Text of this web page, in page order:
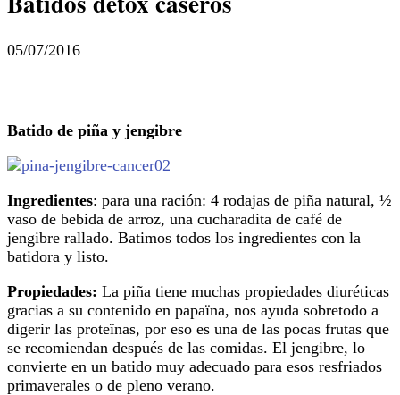
05/07/2016
Batido de piña y jengibre
Ingredientes: para una ración: 4 rodajas de piña natural, ½
vaso de bebida de arroz, una cucharadita de café de
jengibre rallado. Batimos todos los ingredientes con la
batidora y listo.
Propiedades: La piña tiene muchas propiedades diuréticas
gracias a su contenido en papaïna, nos ayuda sobretodo a
digerir las proteïnas, por eso es una de las pocas frutas que
se recomiendan después de las comidas. El jengibre, lo
convierte en un batido muy adecuado para esos resfriados
primaverales o de pleno verano.